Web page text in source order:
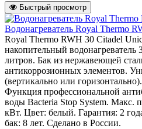
Быстрый просмотр
Водонагреватель Royal Thermo
Royal Thermo RWH 30 Citadel
накопительный
литров. Бак из нержавеющей
антикоррозионных элементов.
(вертикально или
Функция профессиональной
воды Bacteria Stop System. Макс.
кВт. Цвет: белый. Гарантия: 2
бак: 8 лет. Сделано в России.